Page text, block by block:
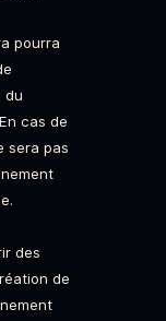
pourra
du
cas de
sera pas
des
de